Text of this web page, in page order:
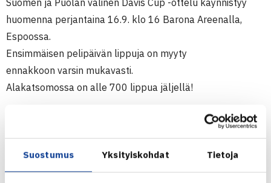
Suostumus Yksityiskohdat Tietoja
Suomen ja Puolan välinen Davis Cup -ottelu käynnistyy
huomenna perjantaina 16.9. klo 16 Barona Areenalla,
Espoossa.
Ensimmäisen pelipäivän lippuja on myyty
ennakkoon varsin mukavasti.
Alakatsomossa on alle 700 lippua jäljellä!
Varmista pääsysi seuraamaan Henri Kontisen ja Jarkko
Niemisen
kaksinpeliotteluita perjantaina 16.9. klo 16 alkaen
ostamalla lippusi